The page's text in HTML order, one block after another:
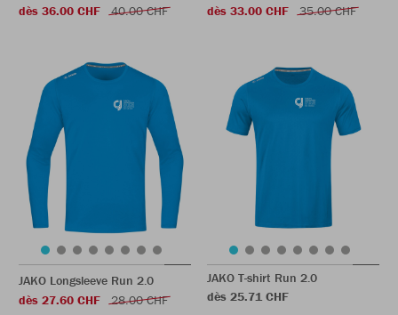
dès 36.00 CHF
40.00 CHF
dès 33.00 CHF
35.00 CHF
JAKO Longsleeve Run 2.0
dès 27.60 CHF
28.00 CHF
JAKO T-shirt Run 2.0
dès 25.71 CHF